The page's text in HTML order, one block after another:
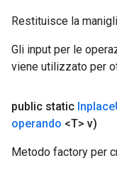
Restituisce la
Gli input per le
viene utilizzato per
public static Inplace
operando <T> v)
Metodo factory per